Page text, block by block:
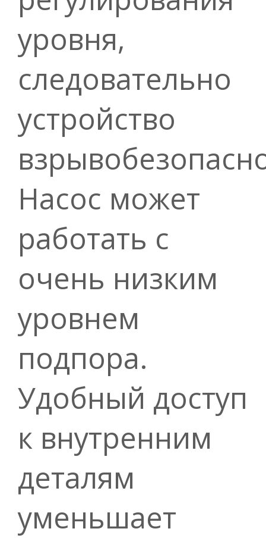
уровня,
следовательно
устройство
Насос может
работать с
очень низким
уровнем
подпора.
Удобный доступ
к внутренним
деталям
уменьшает